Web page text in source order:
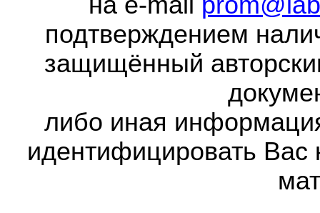
подтверждением
защищённый
либо иная
идентифицировать Вас